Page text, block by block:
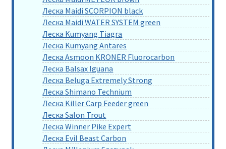
Леска Maidi SCORPION black
Леска Maidi WATER SYSTEM green
Леска Kumyang Tiagra
Леска Kumyang Antares
Леска Asmoon KRONER Fluorocarbon
Леска Balsax Iguana
Леска Beluga Extremely Strong
Леска Shimano Technium
Леска Killer Carp Feeder green
Леска Salon Trout
Леска Winner Pike Expert
Леска Evil Beast Carbon